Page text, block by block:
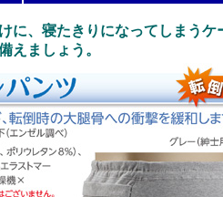
に、寝たきりになってしまう
えましょう。